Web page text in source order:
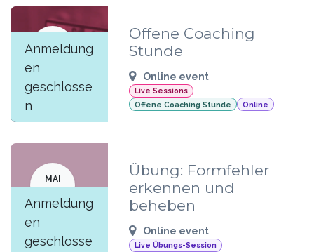
MAI
28
Anmeldung
en
geschlosse
n
Offene Coaching
Stunde
Online event
Live Sessions
Offene Coaching Stunde
Online
MAI
27
Anmeldung
en
geschlosse
Übung: Formfehler
erkennen und
beheben
Online event
Live Übungs-Session